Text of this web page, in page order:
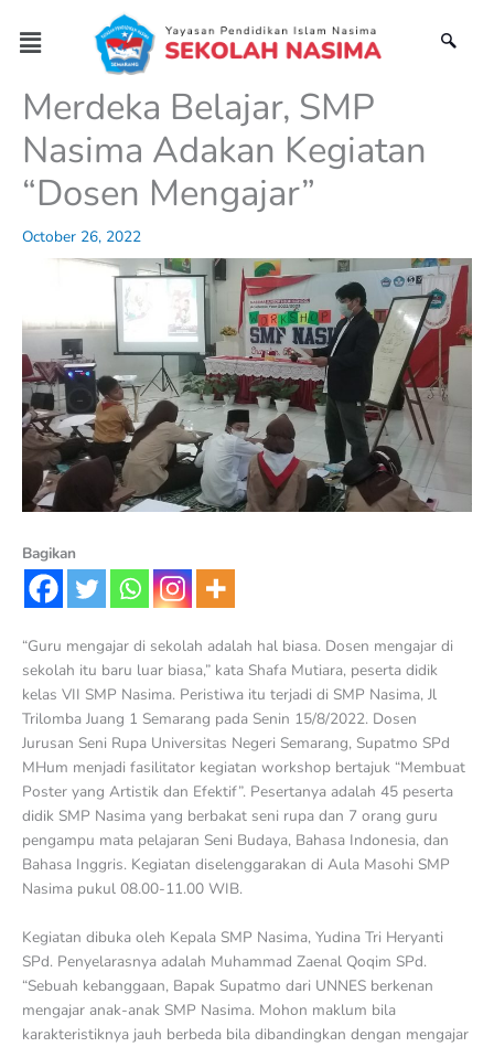
content
Menu
Merdeka Belajar, SMP
Nasima Adakan Kegiatan
“Dosen Mengajar”
October 26, 2022
Bagikan
“Guru mengajar di sekolah adalah hal biasa. Dosen mengajar di
sekolah itu baru luar biasa,” kata Shafa Mutiara, peserta didik
kelas VII SMP Nasima. Peristiwa itu terjadi di SMP Nasima, Jl
Trilomba Juang 1 Semarang pada Senin 15/8/2022. Dosen
Jurusan Seni Rupa Universitas Negeri Semarang, Supatmo SPd
MHum menjadi fasilitator kegiatan workshop bertajuk “Membuat
Poster yang Artistik dan Efektif”. Pesertanya adalah 45 peserta
didik SMP Nasima yang berbakat seni rupa dan 7 orang guru
pengampu mata pelajaran Seni Budaya, Bahasa Indonesia, dan
Bahasa Inggris. Kegiatan diselenggarakan di Aula Masohi SMP
Nasima pukul 08.00-11.00 WIB.
Kegiatan dibuka oleh Kepala SMP Nasima, Yudina Tri Heryanti
SPd. Penyelarasnya adalah Muhammad Zaenal Qoqim SPd.
“Sebuah kebanggaan, Bapak Supatmo dari UNNES berkenan
mengajar anak-anak SMP Nasima. Mohon maklum bila
karakteristiknya jauh berbeda bila dibandingkan dengan mengajar